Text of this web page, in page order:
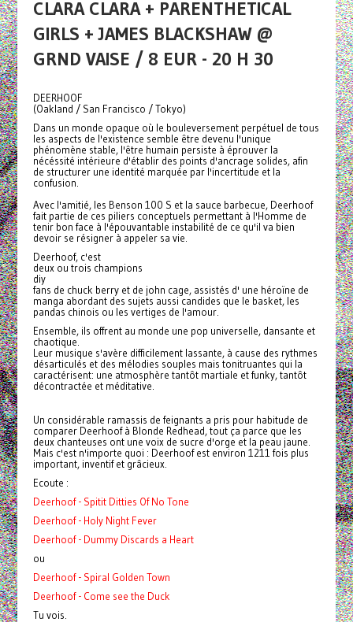
CLARA CLARA + PARENTHETICAL
GIRLS + JAMES BLACKSHAW @
GRND VAISE / 8 EUR - 20 H 30
DEERHOOF
(Oakland / San Francisco / Tokyo)
Dans un monde opaque où le bouleversement perpétuel de tous
les aspects de l'existence semble être devenu l'unique
phénomène stable, l'être humain persiste à éprouver la
nécéssité intérieure d'établir des points d'ancrage solides, afin
de structurer une identité marquée par l'incertitude et la
confusion.
Avec l'amitié, les Benson 100 S et la sauce barbecue, Deerhoof
fait partie de ces piliers conceptuels permettant à l'Homme de
tenir bon face à l'épouvantable instabilité de ce qu'il va bien
devoir se résigner à appeler sa vie.
Deerhoof, c'est
deux ou trois champions
diy
fans de chuck berry et de john cage, assistés d' une héroïne de
manga abordant des sujets aussi candides que le basket, les
pandas chinois ou les vertiges de l'amour.
Ensemble, ils offrent au monde une pop universelle, dansante et
chaotique.
Leur musique s'avère difficilement lassante, à cause des rythmes
désarticulés et des mélodies souples mais tonitruantes qui la
caractérisent: une atmosphère tantôt martiale et funky, tantôt
décontractée et méditative.
Un considérable ramassis de feignants a pris pour habitude de
comparer Deerhoof à Blonde Redhead, tout ça parce que les
deux chanteuses ont une voix de sucre d'orge et la peau jaune.
Mais c'est n'importe quoi : Deerhoof est environ 1211 fois plus
important, inventif et grâcieux.
Ecoute :
Deerhoof - Spitit Ditties Of No Tone
Deerhoof - Holy Night Fever
Deerhoof - Dummy Discards a Heart
ou
Deerhoof - Spiral Golden Town
Deerhoof - Come see the Duck
Tu vois.